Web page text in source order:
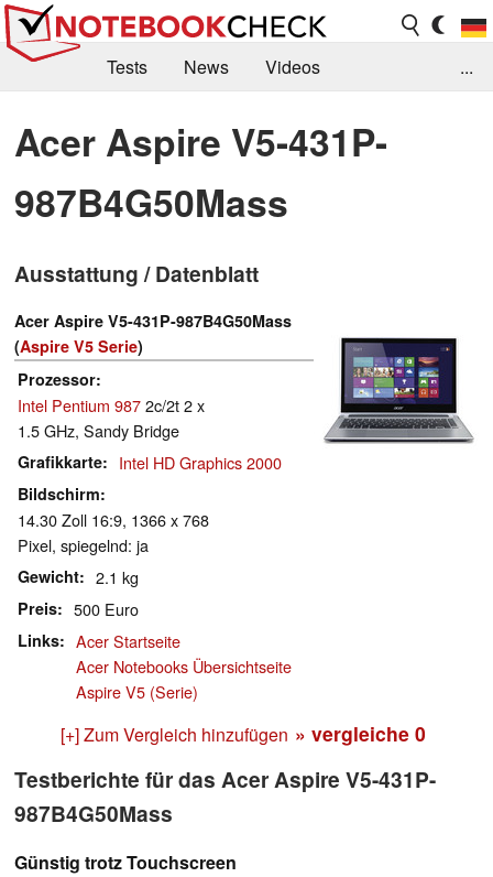
Tests News
Videos
Kaufberatung
Deals Suche
Jobs
Forum
...
Acer Aspire V5-431P-
987B4G50Mass
Ausstattung / Datenblatt
Acer Aspire V5-431P-987B4G50Mass
(Aspire V5 Serie)
Prozessor
Intel Pentium 9872c/2t 2 x
1.5 GHz, Sandy Bridge
Grafikkarte Intel HD Graphics 2000
Bildschirm
14.30 Zoll 16:9, 1366 x 768
Pixel, spiegelnd: ja
Gewicht 2.1 kg
Preis 500 Euro
Links
Acer Startseite
Acer Notebooks Übersichtseite
Aspire V5 (Serie)
[+] Zum Vergleich hinzufügen » vergleiche 0
Testberichte für das Acer Aspire V5-431P-
987B4G50Mass
Günstig trotz Touchscreen